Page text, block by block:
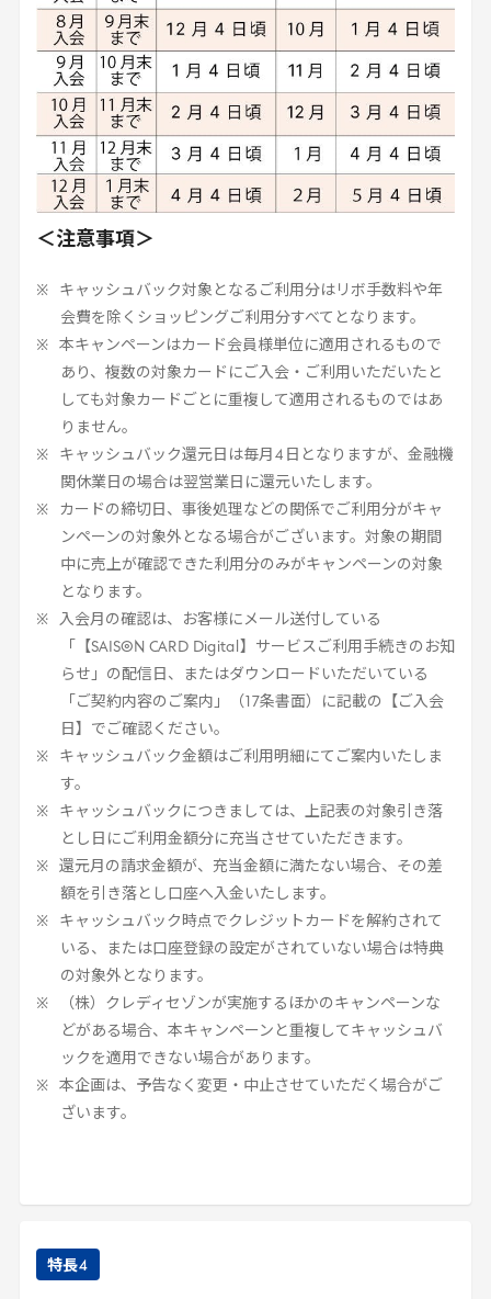
＜注意事項＞
キャッシュバック対象となるご利用分はリボ手数料や年
会費を除くショッピングご利用分すべてとなります。
本キャンペーンはカード会員様単位に適用されるもので
あり、複数の対象カードにご入会・ご利用いただいたと
しても対象カードごとに重複して適用されるものではあ
りません。
キャッシュバック還元日は毎月 4 日となりますが、金融機
関休業日の場合は翌営業日に還元いたします。
カードの締切日、事後処理などの関係でご利用分がキャ
ンペーンの対象外となる場合がございます。対象の期間
中に売上が確認できた利用分のみがキャンペーンの対象
となります。
入会月の確認は、お客様にメール送付している
「【SAISON CARD Digital 】サービスご利用手続きのお知
らせ」の配信日、またはダウンロードいただいている
「ご契約内容のご案内」（
17条書面）に記載の【ご入会
日】でご確認ください。
キャッシュバック金額はご利用明細にてご案内いたしま
す。
キャッシュバックにつきましては、上記表の対象引き落
とし日にご利用金額分に充当させていただきます。
還元月の請求金額が、充当金額に満たない場合、その差
額を引き落とし口座へ入金いたします。
キャッシュバック時点でクレジットカードを解約されて
いる、または口座登録の設定がされていない場合は特典
の対象外となります。
（株）クレディセゾンが実施するほかのキャンペーンな
どがある場合、本キャンペーンと重複してキャッシュバ
ックを適用できない場合があります。
本企画は、予告なく変更・中止させていただく場合がご
ざいます。
特長4